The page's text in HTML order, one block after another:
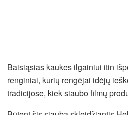
Baisiąsias kaukes ilgainiui itin
renginiai, kurių rengėjai idėjų
tradicijose, kiek siaubo filmų